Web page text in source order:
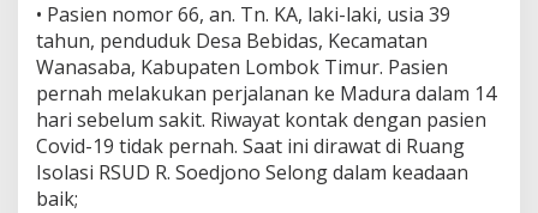
R
S
M
A
• Pasien nomor 66, an. Tn. KA, laki-laki, usia 39
tahun, penduduk Desa Bebidas, Kecamatan
Wanasaba, Kabupaten Lombok Timur. Pasien
pernah melakukan perjalanan ke Madura dalam 14
hari sebelum sakit. Riwayat kontak dengan pasien
Covid-19 tidak pernah. Saat ini dirawat di Ruang
Isolasi RSUD R. Soedjono Selong dalam keadaan
baik;